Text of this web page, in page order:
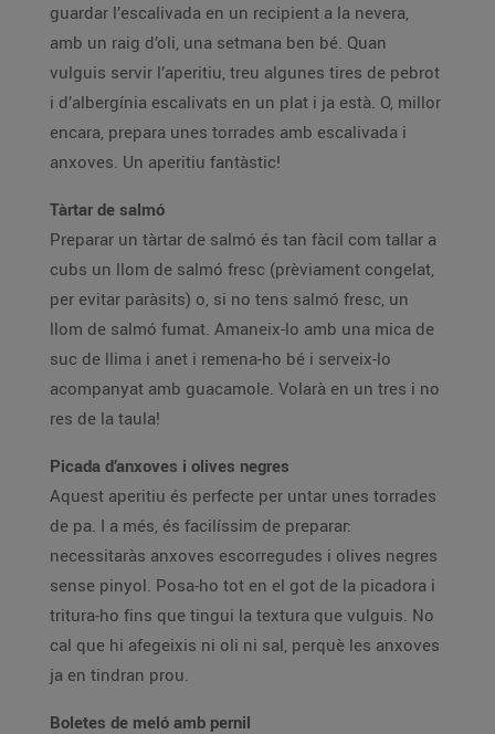
guardar l’escalivada en un recipient a la nevera,
amb un raig d’oli, una setmana ben bé. Quan
vulguis servir l’aperitiu, treu algunes tires de pebrot
i d’albergínia escalivats en un plat i ja està. O, millor
encara, prepara unes torrades amb escalivada i
anxoves. Un aperitiu fantàstic!
Tàrtar de salmó
Preparar un tàrtar de salmó és tan fàcil com tallar a
cubs un llom de salmó fresc (prèviament congelat,
per evitar paràsits) o, si no tens salmó fresc, un
llom de salmó fumat. Amaneix-lo amb una mica de
suc de llima i anet i remena-ho bé i serveix-lo
acompanyat amb guacamole. Volarà en un tres i no
res de la taula!
Picada d’anxoves i olives negres
Aquest aperitiu és perfecte per untar unes torrades
de pa. I a més, és facilíssim de preparar:
necessitaràs anxoves escorregudes i olives negres
sense pinyol. Posa-ho tot en el got de la picadora i
tritura-ho fins que tingui la textura que vulguis. No
cal que hi afegeixis ni oli ni sal, perquè les anxoves
ja en tindran prou.
Boletes de meló amb pernil